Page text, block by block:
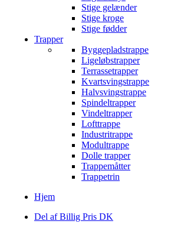
Stige gelænder
Stige kroge
Stige fødder
Trapper
Byggepladstrappe
Ligeløbstrapper
Terrassetrapper
Kvartsvingstrappe
Halvsvingstrappe
Spindeltrapper
Vindeltrapper
Lofttrappe
Industritrappe
Modultrappe
Dolle trapper
Trappemåtter
Trappetrin
Hjem
Del af Billig Pris DK